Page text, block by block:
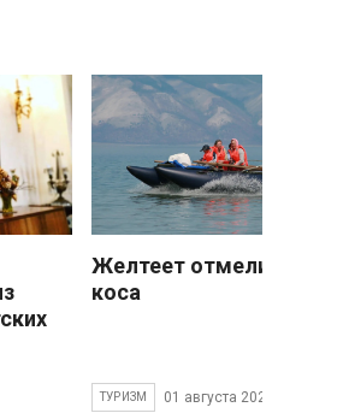
Желтеет отмели
коса
ТУРИЗМ 01 августа 2026